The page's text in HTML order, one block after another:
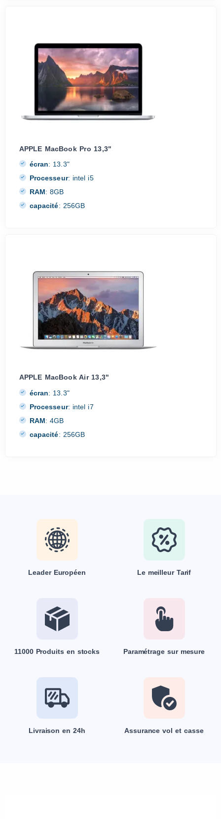
APPLE MacBook Pro 13,3"
écran: 13.3"
Processeur: intel i5
RAM: 8GB
capacité: 256GB
APPLE MacBook Air 13,3"
écran: 13.3"
Processeur: intel i7
RAM: 4GB
capacité: 256GB
Leader Européen Le meilleur Tarif
11000 Produits en stocks Paramétrage sur mesure
Livraison en 24h Assurance vol et casse